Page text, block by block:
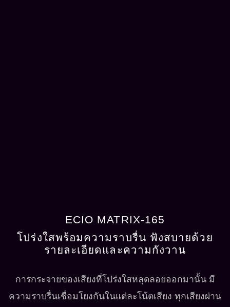
ECIO MATRIX-165
โปร่งใสพร้อมความราบรื่น ฟังสบายด้วย
รายละเอียดและความกังวาน
การกระจายของเสียงที่โปร่งใสหลุดลอยออกมานั้น มี
ความราบรื่นเชื่อมโยงกันในแต่ละโน้ตเสียง ทุกเสียงผ่าน